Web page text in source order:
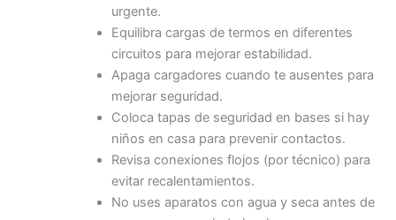
urgente.
Equilibra cargas de termos en diferentes
circuitos para mejorar estabilidad.
Apaga cargadores cuando te ausentes para
mejorar seguridad.
Coloca tapas de seguridad en bases si hay
niños en casa para prevenir contactos.
Revisa conexiones flojos (por técnico) para
evitar recalentamientos.
No uses aparatos con agua y seca antes de